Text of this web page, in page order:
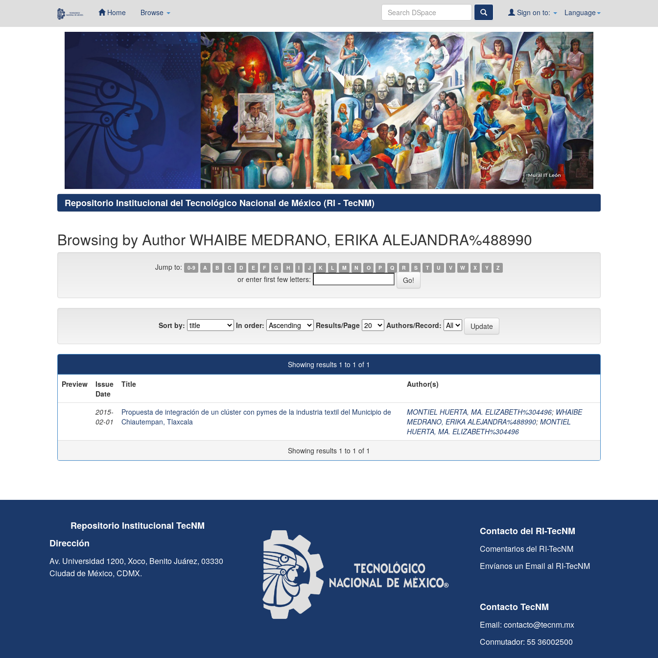
Home Browse Language
Sign on to:
Repositorio Institucional del Tecnológico Nacional de México (RI - TecNM)
Browsing by Author WHAIBE MEDRANO, ERIKA ALEJANDRA%488990
Jump to: 0-9 A B C D E F G H I J K L M N O P Q R S T U V W X Y Z
or enter first few letters:
Sort by: In order: Results/Page Authors/Record:
Showing results 1 to 1 of 1
Preview
Issue
Date
Title Author(s)
2015-
02-01
Propuesta de integración de un clúster con pymes de la industria textil del Municipio de
Chiautempan, Tlaxcala
MONTIEL HUERTA, MA. ELIZABETH%304496; WHAIBE
MEDRANO, ERIKA ALEJANDRA%488990; MONTIEL
HUERTA, MA. ELIZABETH%304496
Showing results 1 to 1 of 1
Repositorio Institucional TecNM
Dirección
Av. Universidad 1200, Xoco, Benito Juárez, 03330
Ciudad de México, CDMX.
Contacto del RI-TecNM
Comentarios del RI-TecNM
Envíanos un Email al RI-TecNM
Contacto TecNM
Email: contacto@tecnm.mx
Conmutador: 55 36002500